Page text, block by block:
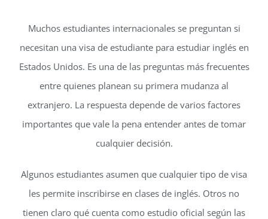
Muchos estudiantes internacionales se preguntan si
necesitan una visa de estudiante para estudiar inglés en
Estados Unidos. Es una de las preguntas más frecuentes
entre quienes planean su primera mudanza al
extranjero. La respuesta depende de varios factores
importantes que vale la pena entender antes de tomar
cualquier decisión.
Algunos estudiantes asumen que cualquier tipo de visa
les permite inscribirse en clases de inglés. Otros no
tienen claro qué cuenta como estudio oficial según las